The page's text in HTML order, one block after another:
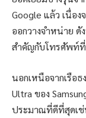
Google แล้ว เนื่อ
ออกวางจำหน่าย ดั
สำคัญกับโทรศัพท์
นอกเหนือจากเรือธ
Ultra ของ
ประมาณที่ดีที่สุดเช่